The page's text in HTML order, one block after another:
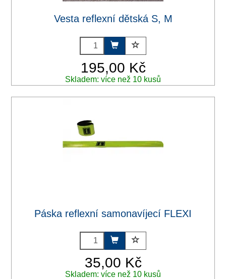
Vesta reflexní dětská S, M
195,00 Kč
Skladem: více než 10 kusů
Páska reflexní samonavíjecí FLEXI
35,00 Kč
Skladem: více než 10 kusů